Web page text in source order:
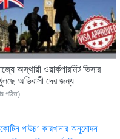
অস্থায়ী ওয়ার্কপারমিট ভিসার
অভিবাসী দের জন্য
পঠিত)